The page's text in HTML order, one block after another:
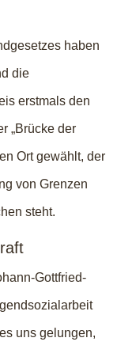
haben
die
erstmals den
„Brücke der
Ort gewählt, der
von Grenzen
steht.
Gottfried-
uns gelungen,